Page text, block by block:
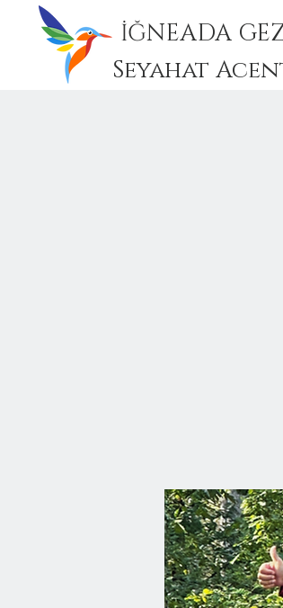
İĞNEADA
Seyahat